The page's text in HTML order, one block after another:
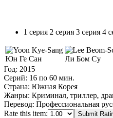
1 серия 2 серия 3 серия 4
Юн Ге Сан Ли Бом Су
Год: 2015
Серий: 16 по 60 мин.
Страна: Южная Корея
Жанры: Криминал, триллер,
Перевод: Профессиональная
Rate this item:
Submit